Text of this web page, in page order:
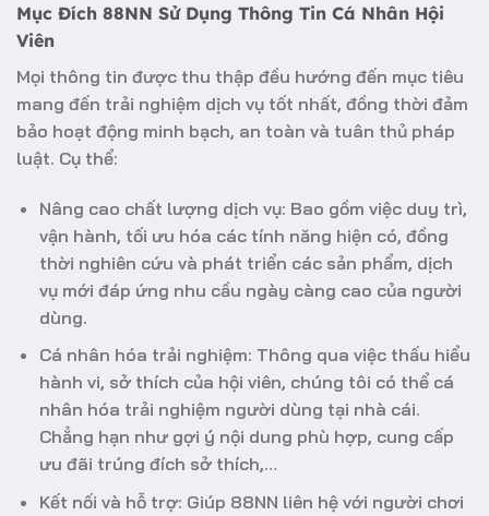
Mục Đích 88NN Sử Dụng Thông Tin Cá Nhân Hội
Viên
Mọi thông tin được thu thập đều hướng đến mục tiêu
mang đến trải nghiệm dịch vụ tốt nhất, đồng thời đảm
bảo hoạt động minh bạch, an toàn và tuân thủ pháp
luật. Cụ thể:
Nâng cao chất lượng dịch vụ: Bao gồm việc duy trì,
vận hành, tối ưu hóa các tính năng hiện có, đồng
thời nghiên cứu và phát triển các sản phẩm, dịch
vụ mới đáp ứng nhu cầu ngày càng cao của người
dùng.
Cá nhân hóa trải nghiệm: Thông qua việc thấu hiểu
hành vi, sở thích của hội viên, chúng tôi có thể cá
nhân hóa trải nghiệm người dùng tại nhà cái.
Chẳng hạn như gợi ý nội dung phù hợp, cung cấp
ưu đãi trúng đích sở thích,…
Kết nối và hỗ trợ: Giúp 88NN liên hệ với người chơi